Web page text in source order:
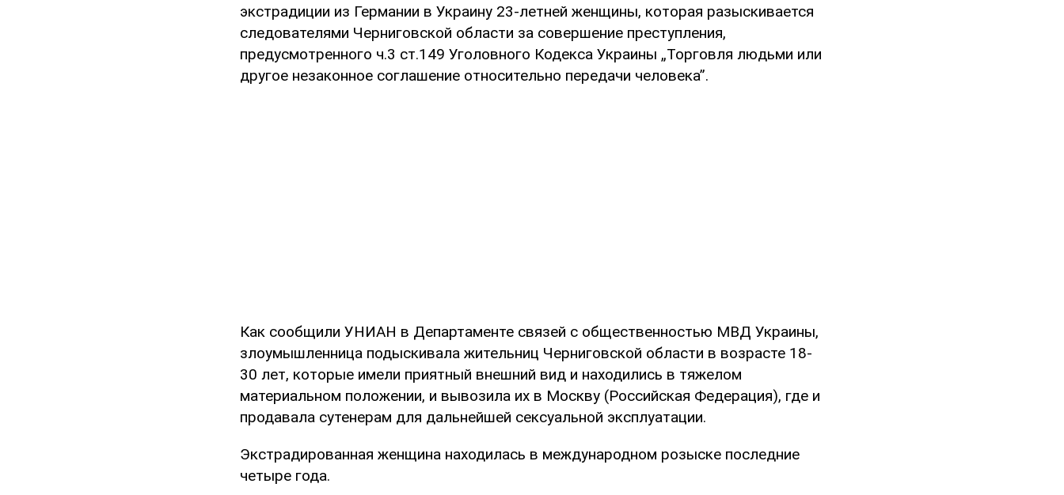
экстрадиции из Германии в Украину 23-летней женщины, которая разыскивается
следователями Черниговской области за совершение преступления,
предусмотренного ч.3 ст.149 Уголовного Кодекса Украины „Торговля людьми или
другое незаконное соглашение относительно передачи человека”.
Как сообщили УНИАН в Департаменте связей с общественностью МВД Украины,
злоумышленница подыскивала жительниц Черниговской области в возрасте 18-
30 лет, которые имели приятный внешний вид и находились в тяжелом
материальном положении, и вывозила их в Москву (Российская Федерация), где и
продавала сутенерам для дальнейшей сексуальной эксплуатации.
Экстрадированная женщина находилась в международном розыске последние
четыре года.